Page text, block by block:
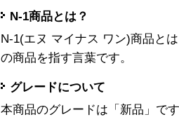
N-1商品とは？
N-1(エヌ マイナス ワン)商品と
の商品を指す言葉です。
グレードについて
本商品のグレードは「新品」です